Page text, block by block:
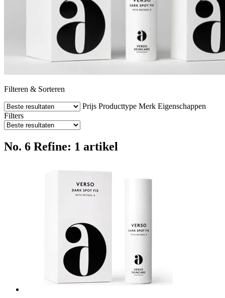
Filteren & Sorteren
Prijs Producttype Merk Eigenschappen
Filters
No. 6 Refine: 1 artikel